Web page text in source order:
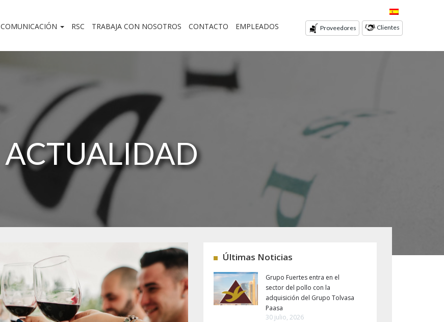
COMUNICACIÓN RSC TRABAJA CON NOSOTROS CONTACTO EMPLEADOS Proveedores Clientes
ACTUALIDAD
Últimas Noticias
Grupo Fuertes entra en el
sector del pollo con la
adquisición del Grupo Tolvasa
Paasa
30 julio, 2026